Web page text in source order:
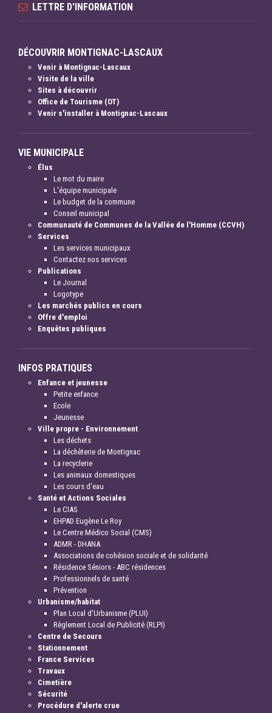
LETTRE D'INFORMATION
DÉCOUVRIR MONTIGNAC-LASCAUX
Venir à Montignac-Lascaux
Visite de la ville
Sites à découvrir
Office de Tourisme (OT)
Venir s'installer à Montignac-Lascaux
VIE MUNICIPALE
Élus
Le mot du maire
L'équipe municipale
Le budget de la commune
Conseil municipal
Communauté de Communes de la Vallée de l'Homme (CCVH)
Services
Les services municipaux
Contactez nos services
Publications
Le Journal
Logotype
Les marchés publics en cours
Offre d'emploi
Enquêtes publiques
INFOS PRATIQUES
Enfance et jeunesse
Petite enfance
Ecole
Jeunesse
Ville propre - Environnement
Les déchets
La déchèterie de Montignac
La recyclerie
Les animaux domestiques
Les cours d'eau
Santé et Actions Sociales
Le CIAS
EHPAD Eugène Le Roy
Le Centre Médico Social (CMS)
ADMR - DHANA
Associations de cohésion sociale et de solidarité
Résidence Séniors - ABC résidences
Professionnels de santé
Prévention
Urbanisme/habitat
Plan Local d'Urbanisme (PLUI)
Règlement Local de Publicité (RLPI)
Centre de Secours
Stationnement
France Services
Travaux
Cimetière
Sécurité
Procédure d'alerte crue